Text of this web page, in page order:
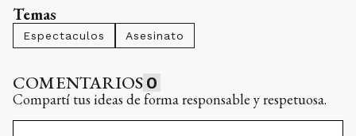
Temas
Espectaculos Asesinato
COMENTARIOS 0
Compartí tus ideas de forma responsable y respetuosa.